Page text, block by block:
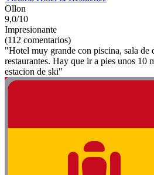
Ollon
9,0/10
Impresionante
(112 comentarios)
"Hotel muy grande con piscina, sala de
restaurantes. Hay que ir a pies unos 10
estacion de ski"